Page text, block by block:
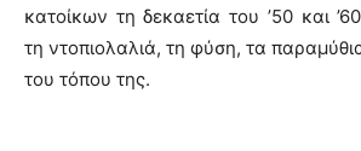
κατοίκων τη δεκαετία του ’50 και
τη ντοπιολαλιά, τη φύση, τα
του τόπου της.